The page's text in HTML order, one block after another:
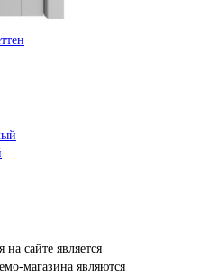
сайте является
магазина являются